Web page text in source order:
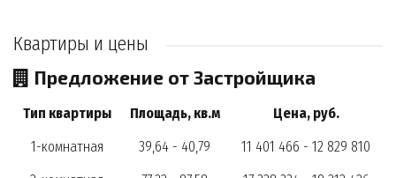
Квартиры и цены
Предложение от Застройщика
Тип квартиры Площадь, кв.м
Цена, руб.
1-комнатная
39,64 - 40,79
11 401 466 - 12 829 810